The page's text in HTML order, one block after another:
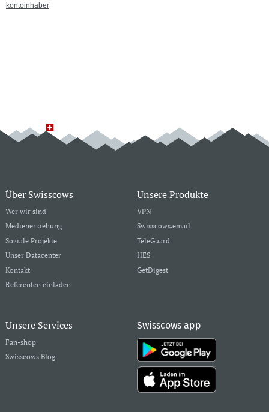
kontoinhaber
Über Swisscows
Wer wir sind
Medienerziehung
Soziale Projekte
Unser Datacenter
Kontakt
Referenten einladen
Unsere Produkte
VPN
Swisscows.email
TeleGuard
HES
GetDigest
Unsere Services
Fan-shop
Swisscows Blog
Swisscows app